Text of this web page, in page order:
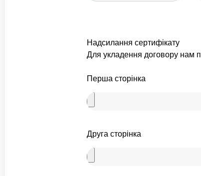
Надсилання сертифікату
Для укладення договору нам
Перша сторінка
Друга сторінка